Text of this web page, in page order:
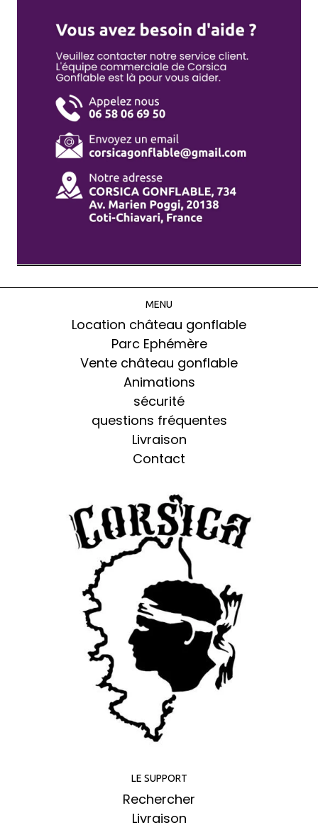
MENU
Location château gonflable
Parc Ephémère
Vente château gonflable
Animations
sécurité
questions fréquentes
Livraison
Contact
LE SUPPORT
Rechercher
Livraison